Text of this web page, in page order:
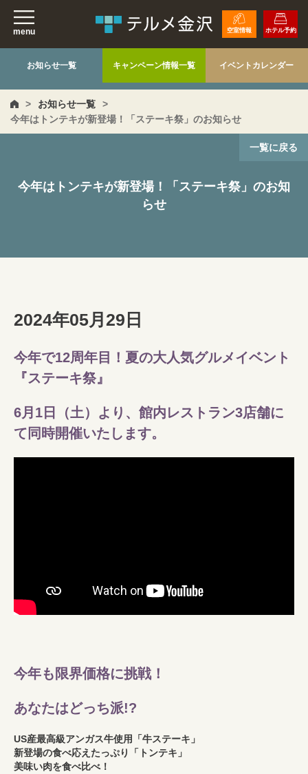
menu 空室情報 ホテル予約
お知らせ一覧 キャンペーン情報一覧 イベントカレンダー
> お知らせ一覧
>
今年はトンテキが新登場！「ステーキ祭」のお知らせ
今年はトンテキが新登場！「ステーキ祭」のお知
らせ
一覧に戻る
2024年05月29日
今年で12周年目！夏の大人気グルメイベント
『ステーキ祭』
6月1日（土）より、館内レストラン3店舗に
て同時開催いたします。
今年も限界価格に挑戦！
あなたはどっち派!?
US産最高級アンガス牛使用「牛ステーキ」
新登場の食べ応えたっぷり「トンテキ」
美味い肉を食べ比べ！